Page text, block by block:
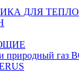
ДЛЯ
природный газ